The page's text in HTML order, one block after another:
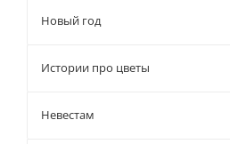
Новый год
Истории про цветы
Невестам